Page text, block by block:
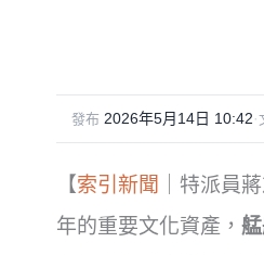
發布 2026年5月14日 10:42·
【索引新聞
｜特派員
年的重要文化資產，